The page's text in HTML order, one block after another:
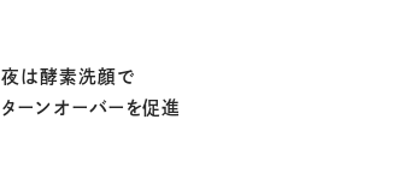
夜は酵素洗顔で
ターンオーバーを促進